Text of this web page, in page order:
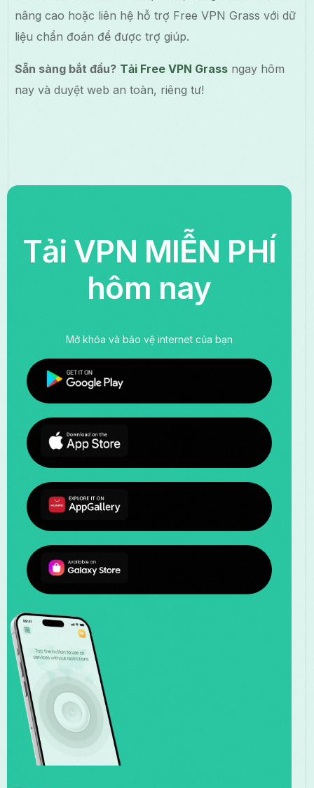
nâng cao hoặc liên hệ hỗ trợ Free VPN Grass với dữ
liệu chẩn đoán để được trợ giúp.
Sẵn sàng bắt đầu? Tải Free VPN Grass ngay hôm
nay và duyệt web an toàn, riêng tư!
Tải VPN MIỄN PHÍ
hôm nay
Mở khóa và bảo vệ internet của bạn